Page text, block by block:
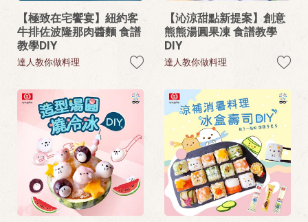
【極致在宅饗宴】紐約客
牛排佐波隆那肉醬麵 食譜
教學DIY
達人教你做料理
【沁涼甜點新提案】創意
熊熊湯圓果凍 食譜教學
DIY
達人教你做料理